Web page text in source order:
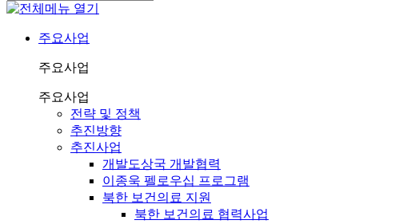
주요사업
주요사업
주요사업
전략 및 정책
추진방향
추진사업
개발도상국 개발협력
이종욱 펠로우십 프로그램
북한 보건의료 지원
북한 보건의료 협력사업